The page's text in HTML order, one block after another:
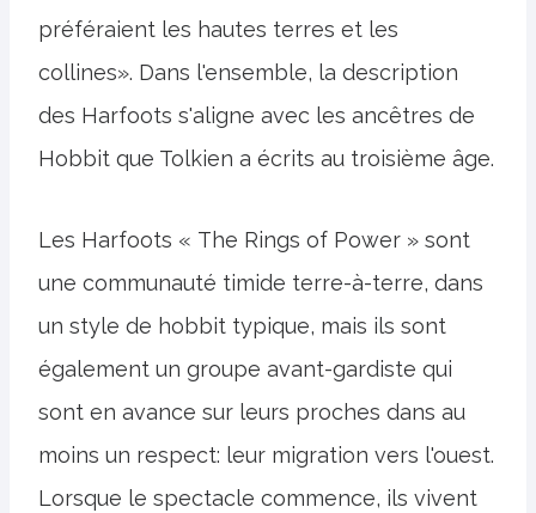
préféraient les hautes terres et les
collines». Dans l'ensemble, la description
des Harfoots s'aligne avec les ancêtres de
Hobbit que Tolkien a écrits au troisième âge.
Les Harfoots « The Rings of Power » sont
une communauté timide terre-à-terre, dans
un style de hobbit typique, mais ils sont
également un groupe avant-gardiste qui
sont en avance sur leurs proches dans au
moins un respect: leur migration vers l'ouest.
Lorsque le spectacle commence, ils vivent